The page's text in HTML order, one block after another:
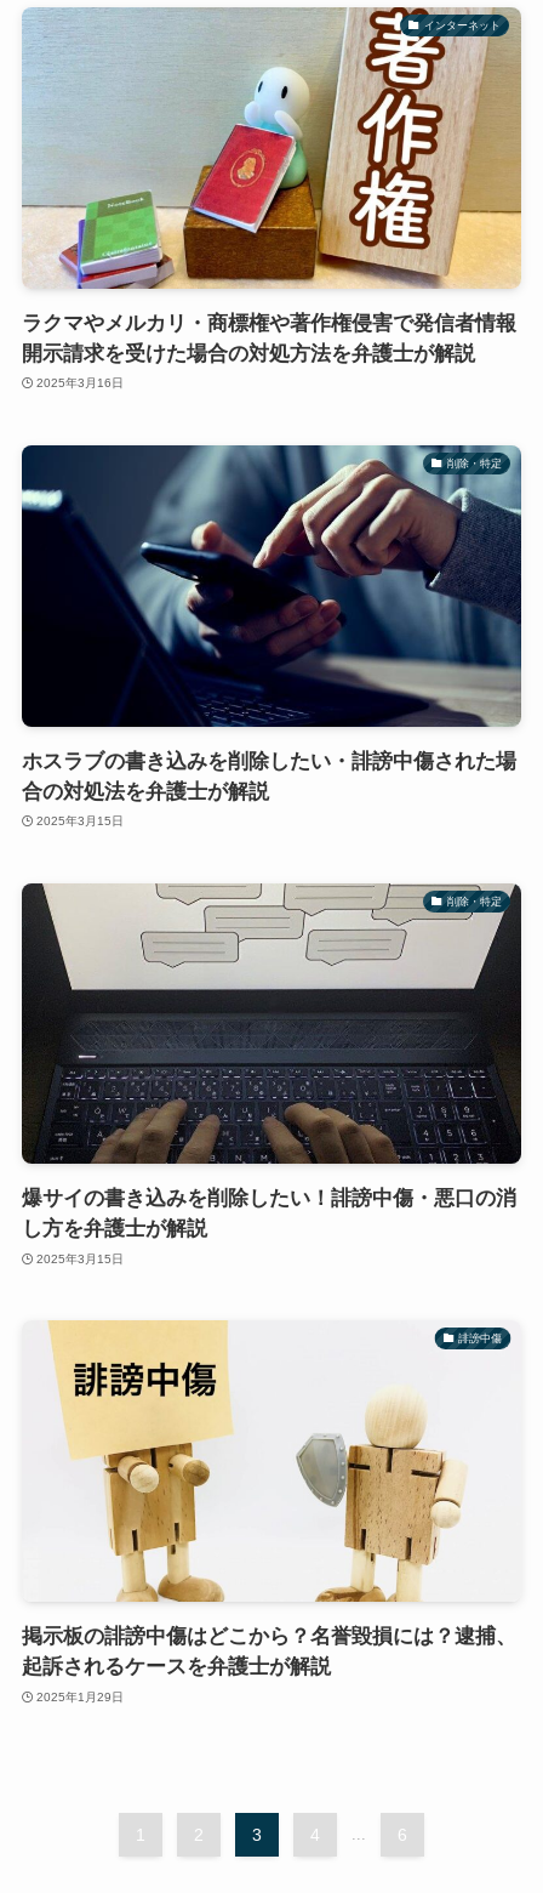
インターネット
ラクマやメルカリ・商標権や著作権侵害で発信者情報
開示請求を受けた場合の対処方法を弁護士が解説
2025年3月16日
削除・特定
ホスラブの書き込みを削除したい・誹謗中傷された場
合の対処法を弁護士が解説
2025年3月15日
削除・特定
爆サイの書き込みを削除したい！誹謗中傷・悪口の消
し方を弁護士が解説
2025年3月15日
誹謗中傷
掲示板の誹謗中傷はどこから？名誉毀損には？逮捕、
起訴されるケースを弁護士が解説
2025年1月29日
1 2 3 4 ... 6